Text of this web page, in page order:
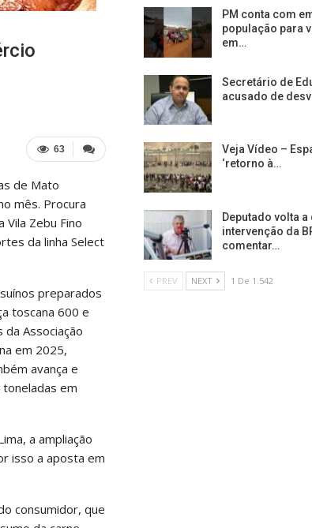
63
de Mato
mês. Procura
Zebu Fino
da linha Select
preparados
toscana 600 e
da Associação
em 2025,
avança e
em
a ampliação
isso a aposta em
consumidor, que
PM conta com
população para
em…
Secretário de
acusado de
Veja Vídeo –
‘retorno à…
Deputado volta
intervenção da
comentar…
PREV NEXT 1 De 1.542